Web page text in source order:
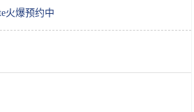
火爆预约中